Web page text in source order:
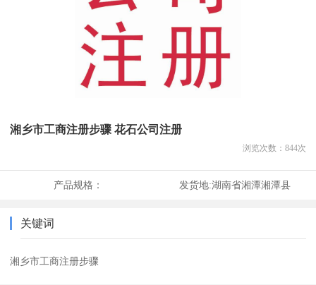
湘乡市工商注册步骤 花石公司注册
浏览次数： 844次
产品规格： 发货地:湖南省湘潭湘潭县
关键词
湘乡市工商注册步骤